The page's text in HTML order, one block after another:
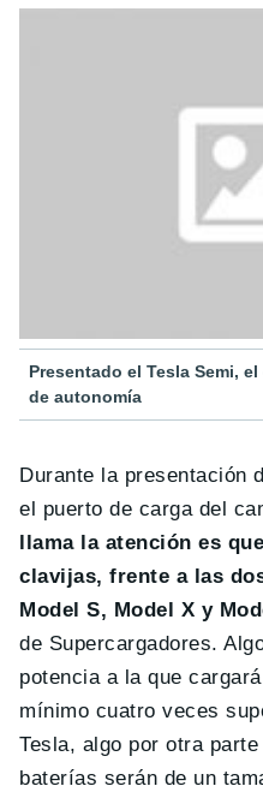
Presentado el Tesla Semi,
de autonomía
Durante la presentación
el puerto de carga del
llama la atención es
clavijas, frente a las
Model S, Model X y
de Supercargadores.
potencia a la que
mínimo cuatro veces
Tesla, algo por otra
baterías serán de un